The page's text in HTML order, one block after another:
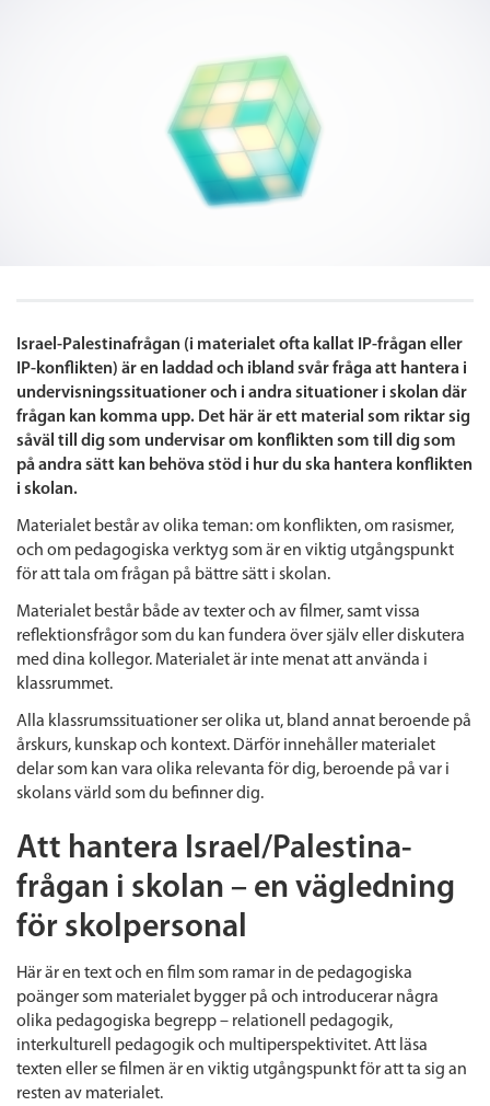
Israel-Palestinafrågan (i materialet ofta kallat IP-frågan eller
IP-konflikten) är en laddad och ibland svår fråga att hantera i
undervisningssituationer och i andra situationer i skolan där
frågan kan komma upp. Det här är ett material som riktar sig
såväl till dig som undervisar om konflikten som till dig som
på andra sätt kan behöva stöd i hur du ska hantera konflikten
i skolan.
Materialet består av olika teman: om konflikten, om rasismer,
och om pedagogiska verktyg som är en viktig utgångspunkt
för att tala om frågan på bättre sätt i skolan.
Materialet består både av texter och av filmer, samt vissa
reflektionsfrågor som du kan fundera över själv eller diskutera
med dina kollegor. Materialet är inte menat att använda i
klassrummet.
Alla klassrumssituationer ser olika ut, bland annat beroende på
årskurs, kunskap och kontext. Därför innehåller materialet
delar som kan vara olika relevanta för dig, beroende på var i
skolans värld som du befinner dig.
Att hantera Israel/Palestina-
frågan i skolan – en vägledning
för skolpersonal
Här är en text och en film som ramar in de pedagogiska
poänger som materialet bygger på och introducerar några
olika pedagogiska begrepp – relationell pedagogik,
interkulturell pedagogik och multiperspektivitet. Att läsa
texten eller se filmen är en viktig utgångspunkt för att ta sig an
resten av materialet.